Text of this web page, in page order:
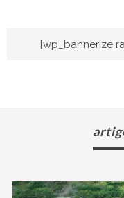
[wp_bannerize